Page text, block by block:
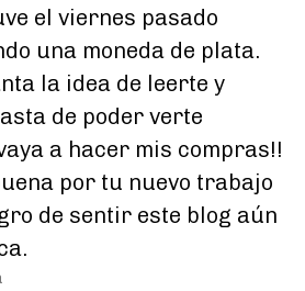
el viernes pasado
una moneda de plata.
la idea de leerte y
de poder verte
a hacer mis compras!!
por tu nuevo trabajo
de sentir este blog aún